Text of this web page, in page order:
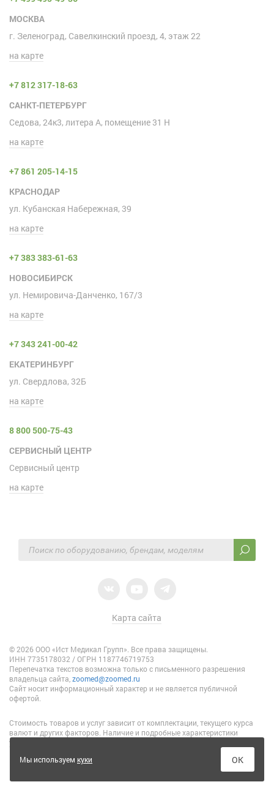
МОСКВА
г. Зеленоград, Савелкинский проезд, 4, этаж 22
на карте
+7 812 317-18-63
САНКТ-ПЕТЕРБУРГ
Седова, 24к3, литера А, помещение 31 H
на карте
+7 861 205-14-15
КРАСНОДАР
ул. Кубанская Набережная, 39
на карте
+7 383 383-61-63
НОВОСИБИРСК
ул. Немировича-Данченко, 167/3
на карте
+7 343 241-00-42
ЕКАТЕРИНБУРГ
ул. Свердлова, 32Б
на карте
8 800 500-75-43
СЕРВИСНЫЙ ЦЕНТР
Сервисный центр
на карте
Карта сайта
© 2026 ООО «Ист Медикал Групп». Все права защищены.
ИНН 7735178032 / ОГРН 1187746719753
Перепечатка текстов возможна только с письменного разрешения
владельца сайта, zoomed@zoomed.ru
Сайт носит информационный характер и не является публичной
офертой.
Стоимость товаров и услуг зависит от комплектации, текущего курса
валют и других факторов. Наличие и подробные характеристики
уточняйте у специалистов отдела продаж.
Мы используем куки ОК